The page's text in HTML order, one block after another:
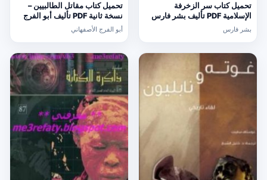
تحميل كتاب سر الزخرفة
الإسلامية PDF تأليف بشر فارس
مجانا [كامل]
بشر فارس
تحميل كتاب مقاتل الطالبيين –
نسخة ثانية PDF تأليف أبو الفرج
الأصفهاني مجانا [كامل]
أبو الفرج الأصفهاني